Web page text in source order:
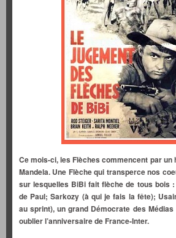
Ce mois-ci, les Flèches commencent par un
Mandela. Une Flèche qui transperce nos
sur lesquelles BiBi fait flèche de tous bois
de Paul; Sarkozy (à qui je fais la fête);
au sprint), un grand Démocrate des Médias
oublier l’anniversaire de France-Inter.